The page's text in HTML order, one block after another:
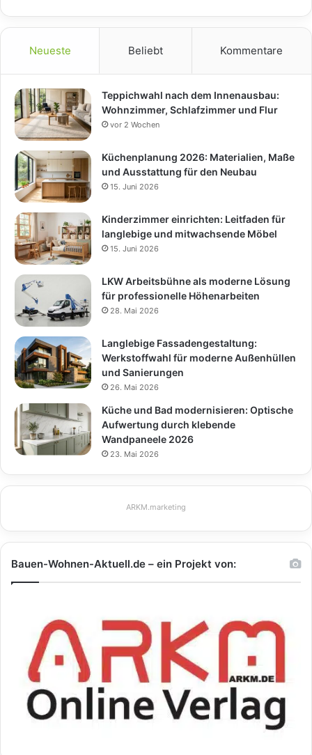
Neueste Beliebt Kommentare
Teppichwahl nach dem Innenausbau:
Wohnzimmer, Schlafzimmer und Flur
vor 2 Wochen
Küchenplanung 2026: Materialien, Maße
und Ausstattung für den Neubau
15. Juni 2026
Kinderzimmer einrichten: Leitfaden für
langlebige und mitwachsende Möbel
15. Juni 2026
LKW Arbeitsbühne als moderne Lösung
für professionelle Höhenarbeiten
28. Mai 2026
Langlebige Fassadengestaltung:
Werkstoffwahl für moderne Außenhüllen
und Sanierungen
26. Mai 2026
Küche und Bad modernisieren: Optische
Aufwertung durch klebende
Wandpaneele 2026
23. Mai 2026
ARKM.marketing
Bauen-Wohnen-Aktuell.de – ein Projekt von: